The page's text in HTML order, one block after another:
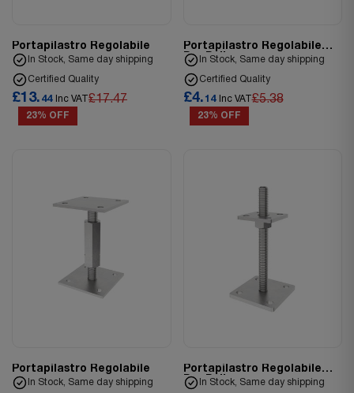
Portapilastro Regolabile
In Stock, Same day shipping
Certified Quality
£13. 44 Inc VAT £17.47
23% OFF
Portapilastro Regolabile
Per Pali
In Stock, Same day shipping
Certified Quality
£4. 14 Inc VAT£5.38
23% OFF
Portapilastro Regolabile
In Stock, Same day shipping
Portapilastro Regolabile
Per Pali
In Stock, Same day shipping